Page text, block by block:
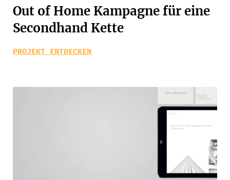
Out of Home Kampagne für eine
Secondhand Kette
PROJEKT ENTDECKEN